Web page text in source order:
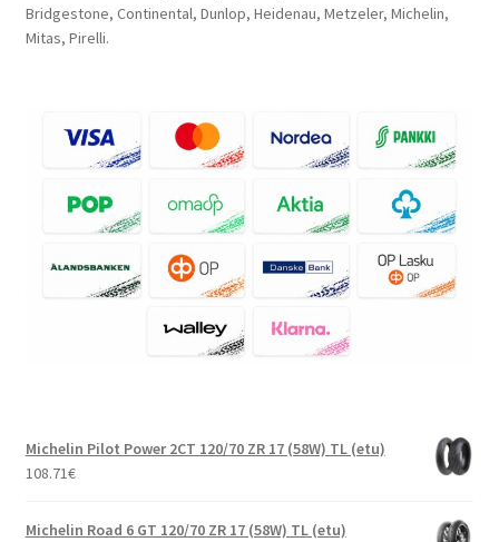
Bridgestone, Continental, Dunlop, Heidenau, Metzeler, Michelin,
Mitas, Pirelli.
Michelin Pilot Power 2CT 120/70 ZR 17 (58W) TL (etu)
108.71€
Michelin Road 6 GT 120/70 ZR 17 (58W) TL (etu)